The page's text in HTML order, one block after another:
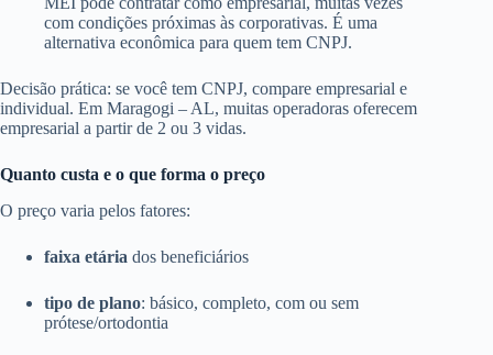
com condições próximas às corporativas. É uma
alternativa econômica para quem tem CNPJ.
Decisão prática: se você tem CNPJ, compare empresarial e
individual. Em Maragogi – AL, muitas operadoras oferecem
empresarial a partir de 2 ou 3 vidas.
Quanto custa e o que forma o preço
O preço varia pelos fatores:
faixa etária dos beneficiários
tipo de plano: básico, completo, com ou sem
prótese/ortodontia